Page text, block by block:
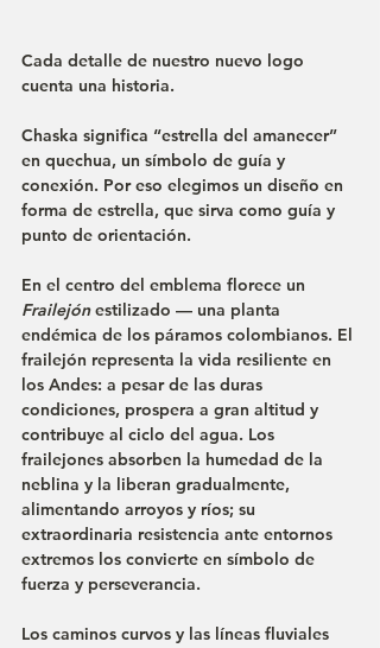
Cada detalle de nuestro nuevo logo
cuenta una historia.
Chaska significa “estrella del amanecer”
en quechua, un símbolo de guía y
conexión. Por eso elegimos un diseño en
forma de estrella, que sirva como guía y
punto de orientación.
En el centro del emblema florece un
Frailejón estilizado — una planta
endémica de los páramos colombianos. El
frailejón representa la vida resiliente en
los Andes: a pesar de las duras
condiciones, prospera a gran altitud y
contribuye al ciclo del agua. Los
frailejones absorben la humedad de la
neblina y la liberan gradualmente,
alimentando arroyos y ríos; su
extraordinaria resistencia ante entornos
extremos los convierte en símbolo de
fuerza y perseverancia.
Los caminos curvos y las líneas fluviales